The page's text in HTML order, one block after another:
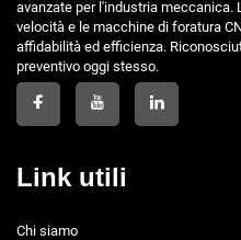
avanzate per l'industria meccanica.
velocità e le macchine di foratura
affidabilità ed efficienza.
preventivo oggi stesso.
Link utili
Chi siamo